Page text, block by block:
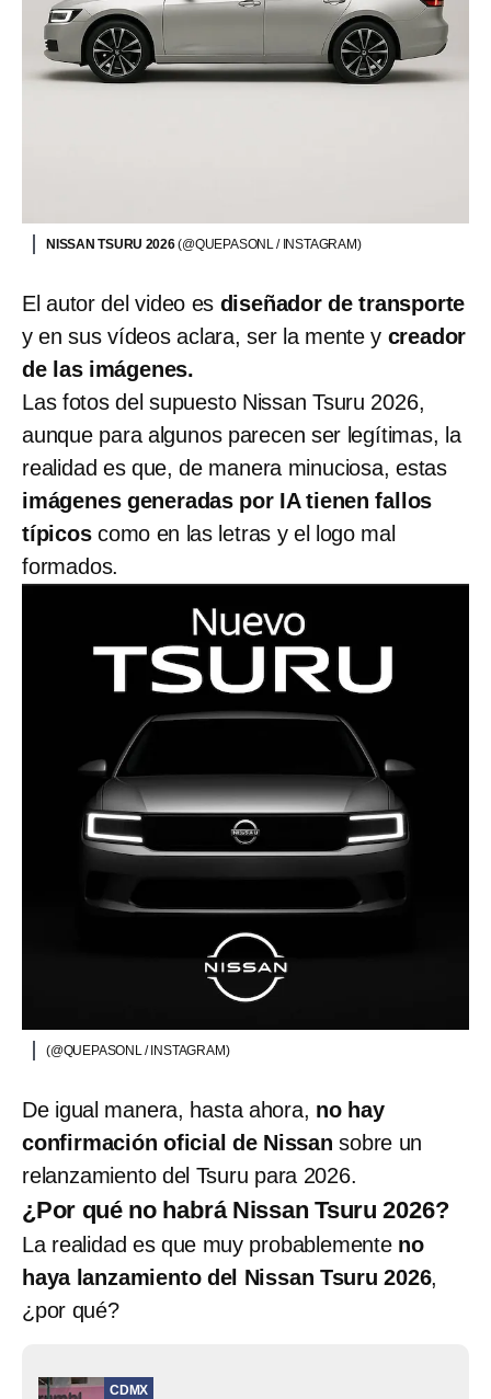
NISSAN TSURU 2026(@QUEPASONL / INSTAGRAM)
El autor del video es diseñador de transporte
y en sus vídeos aclara, ser la mente y creador
de las imágenes.
Las fotos del supuesto Nissan Tsuru 2026,
aunque para algunos parecen ser legítimas, la
realidad es que, de manera minuciosa, estas
imágenes generadas por IA tienen fallos
típicoscomo en las letras y el logo mal
formados.
(@QUEPASONL / INSTAGRAM)
De igual manera, hasta ahora, no hay
confirmación oficial de Nissansobre un
relanzamiento del Tsuru para 2026.
¿Por qué no habrá Nissan Tsuru 2026?
La realidad es que muy probablemente no
haya lanzamiento del Nissan Tsuru 2026,
¿por qué?
CDMX